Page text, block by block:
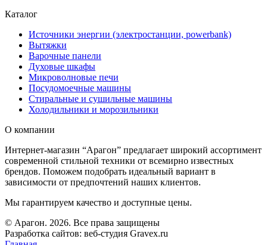
Каталог
Источники энергии (электростанции, powerbank)
Вытяжки
Варочные панели
Духовые шкафы
Микроволновые печи
Посудомоечные машины
Стиральные и сушильные машины
Холодильники и морозильники
О компании
Интернет-магазин “Арагон” предлагает широкий ассортимент
современной стильной техники от всемирно известных
брендов. Поможем подобрать идеальный вариант в
зависимости от предпочтений наших клиентов.
Мы гарантируем качество и доступные цены.
© Арагон. 2026. Все права защищены
Разработка сайтов: веб-студия Gravex.ru